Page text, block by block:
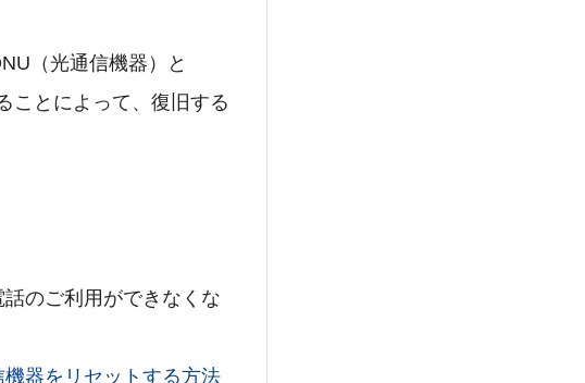
（光通信機器）と
ことによって、復旧する
のご利用ができなくな
器をリセットする方法